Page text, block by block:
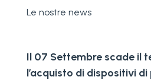
Le nostre news
Il 07 Settembre scade il
l’acquisto di dispositivi